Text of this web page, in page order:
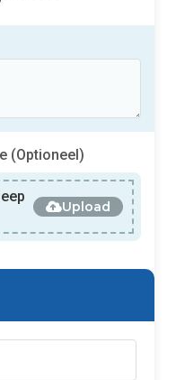
(Optioneel)
Upload